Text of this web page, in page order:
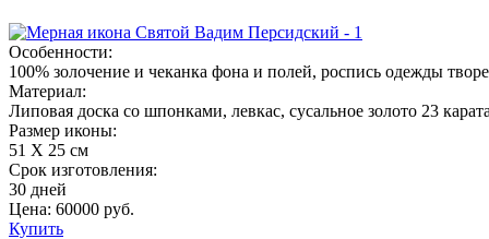
Особенности:
100% золочение и чеканка фона и полей, роспись одежды
Материал:
Липовая доска со шпонками, левкас, сусальное золото 23
Размер иконы:
51 Х 25 см
Срок изготовления:
30 дней
Цена: 60000 руб.
Купить